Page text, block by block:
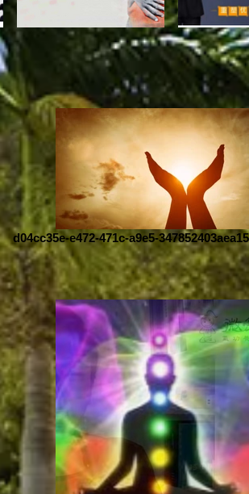
d04cc35e-e472-471c-a9e5-